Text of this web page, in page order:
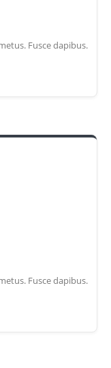
Fusce dapibus.
Fusce dapibus.